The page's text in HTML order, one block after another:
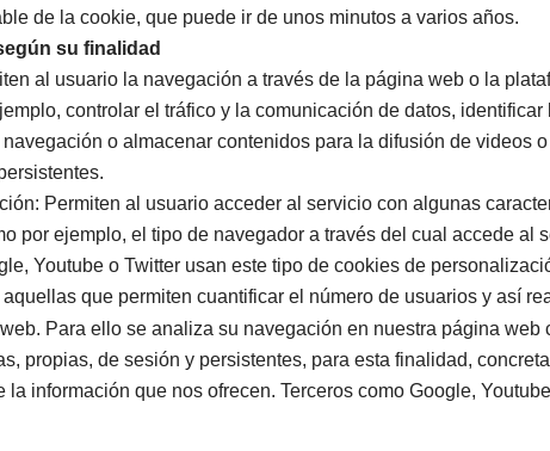
de la cookie, que puede ir de unos minutos a varios años.
su finalidad
al usuario la navegación a través de la página web o la
controlar el tráfico y la comunicación de datos,
o almacenar contenidos para la difusión de videos
Permiten al usuario acceder al servicio con algunas
por ejemplo, el tipo de navegador a través del cual accede
Youtube o Twitter usan este tipo de cookies de
que permiten cuantificar el número de usuarios y así
Para ello se analiza su navegación en nuestra página web
propias, de sesión y persistentes, para esta finalidad,
la información que nos ofrecen. Terceros como Google,